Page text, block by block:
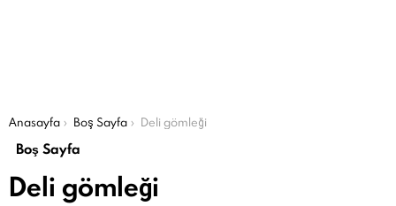
Şu an buradasın:
Anasayfa Boş Sayfa Deli gömleği
Boş Sayfa
Deli gömleği